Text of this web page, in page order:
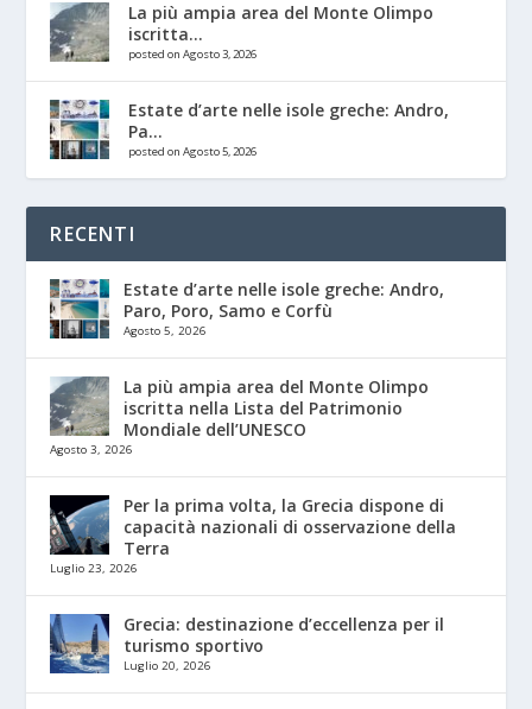
La più ampia area del Monte Olimpo
iscritta...
posted on Agosto 3, 2026
Estate d’arte nelle isole greche: Andro,
Pa...
posted on Agosto 5, 2026
RECENTI
Estate d’arte nelle isole greche: Andro,
Paro, Poro, Samo e Corfù
Agosto 5, 2026
La più ampia area del Monte Olimpo
iscritta nella Lista del Patrimonio
Mondiale dell’UNESCO
Agosto 3, 2026
Per la prima volta, la Grecia dispone di
capacità nazionali di osservazione della
Terra
Luglio 23, 2026
Grecia: destinazione d’eccellenza per il
turismo sportivo
Luglio 20, 2026